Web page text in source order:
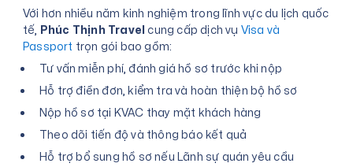
Với hơn nhiều năm kinh nghiệm trong lĩnh vực du lịch quốc
tế, Phúc Thịnh Travel cung cấp dịch vụ Visa và
Passport trọn gói bao gồm:
Tư vấn miễn phí, đánh giá hồ sơ trước khi nộp
Hỗ trợ điền đơn, kiểm tra và hoàn thiện bộ hồ sơ
Nộp hồ sơ tại KVAC thay mặt khách hàng
Theo dõi tiến độ và thông báo kết quả
Hỗ trợ bổ sung hồ sơ nếu Lãnh sự quán yêu cầu